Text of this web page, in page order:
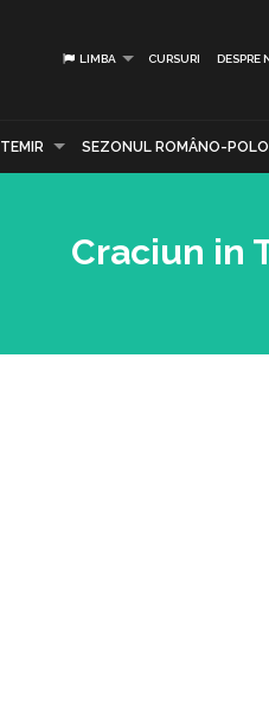
LIMBA CURSURI DESPRE
SEZONUL ROMÂNO-
Craciun in